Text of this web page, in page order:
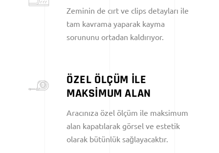
Zeminin de cırt ve clips detayları ile
tam kavrama yaparak kayma
sorununu ortadan kaldırıyor.
ÖZEL ÖLÇÜM İLE
MAKSİMUM ALAN
Aracınıza özel ölçüm ile maksimum
alan kapatılarak görsel ve estetik
olarak bütünlük sağlayacaktır.